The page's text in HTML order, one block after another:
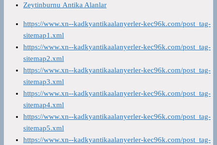
Zeytinburnu Antika Alanlar
https://www.xn--kadkyantikaalanyerler-kec96k.com/post_tag-
sitemap1.xml
https://www.xn--kadkyantikaalanyerler-kec96k.com/post_tag-
sitemap2.xml
https://www.xn--kadkyantikaalanyerler-kec96k.com/post_tag-
sitemap3.xml
https://www.xn--kadkyantikaalanyerler-kec96k.com/post_tag-
sitemap4.xml
https://www.xn--kadkyantikaalanyerler-kec96k.com/post_tag-
sitemap5.xml
https://www.xn--kadkyantikaalanyerler-kec96k.com/post_tag-